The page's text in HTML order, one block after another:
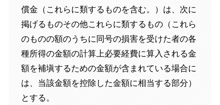
償金（これらに類するものを含む。）は、次に
掲げるものその他これらに類するもの（これら
のものの額のうちに同号の損害を受けた者の各
種所得の金額の計算上必要経費に算入される金
額を補塡するための金額が含まれている場合に
は、当該金額を控除した金額に相当する部分）
とする。